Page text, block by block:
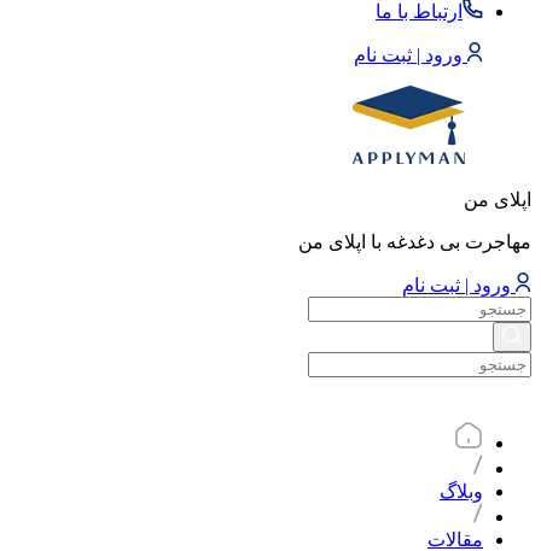
ارتباط با ما
ورود | ثبت نام
اپلای من
مهاجرت بی دغدغه با اپلای من
ورود | ثبت نام
وبلاگ
مقالات